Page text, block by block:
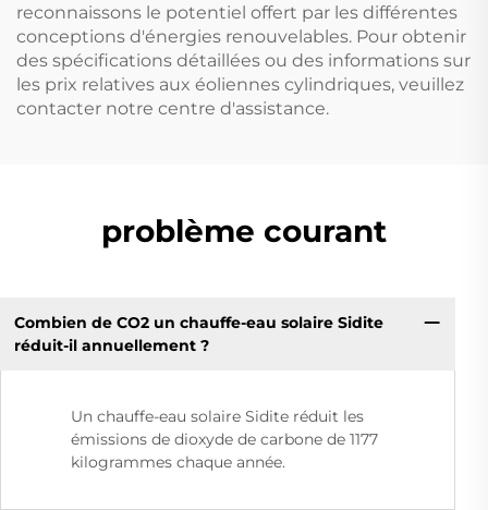
reconnaissons le potentiel offert par les différentes
conceptions d'énergies renouvelables. Pour obtenir
des spécifications détaillées ou des informations sur
les prix relatives aux éoliennes cylindriques, veuillez
contacter notre centre d'assistance.
problème courant
Combien de CO2 un chauffe-eau solaire Sidite
réduit-il annuellement ?
Un chauffe-eau solaire Sidite réduit les
émissions de dioxyde de carbone de 1177
kilogrammes chaque année.